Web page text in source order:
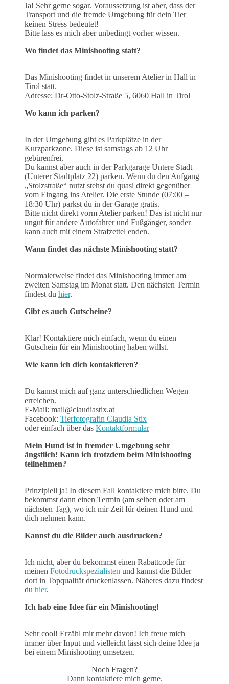
Ja! Sehr gerne sogar. Voraussetzung ist aber, dass der
Transport und die fremde Umgebung für dein Tier
keinen Stress bedeutet!
Bitte lass es mich aber unbedingt vorher wissen.
Wo findet das Minishooting statt?
Das Minishooting findet in unserem Atelier in Hall in
Tirol statt.
Adresse: Dr-Otto-Stolz-Straße 5, 6060 Hall in Tirol
Wo kann ich parken?
In der Umgebung gibt es Parkplätze in der
Kurzparkzone. Diese ist samstags ab 12 Uhr
gebürenfrei.
Du kannst aber auch in der Parkgarage Untere Stadt
(Unterer Stadtplatz 22) parken. Wenn du den Aufgang
„Stolzstraße“ nutzt stehst du quasi direkt gegenüber
vom Eingang ins Atelier. Die erste Stunde (07:00 –
18:30 Uhr) parkst du in der Garage gratis.
Bitte nicht direkt vorm Atelier parken! Das ist nicht nur
ungut für andere Autofahrer und Fußgänger, sonder
kann auch mit einem Strafzettel enden.
Wann findet das nächste Minishooting statt?
Normalerweise findet das Minishooting immer am
zweiten Samstag im Monat statt. Den nächsten Termin
findest du hier.
Gibt es auch Gutscheine?
Klar! Kontaktiere mich einfach, wenn du einen
Gutschein für ein Minishooting haben willst.
Wie kann ich dich kontaktieren?
Du kannst mich auf ganz unterschiedlichen Wegen
erreichen.
E-Mail: mail@claudiastix.at
Facebook: Tierfotografin Claudia Stix
oder einfach über das Kontaktformular
Mein Hund ist in fremder Umgebung sehr
ängstlich! Kann ich trotzdem beim Minishooting
teilnehmen?
Prinzipiell ja! In diesem Fall kontaktiere mich bitte. Du
bekommst dann einen Termin (am selben oder am
nächsten Tag), wo ich mir Zeit für deinen Hund und
dich nehmen kann.
Kannst du die Bilder auch ausdrucken?
Ich nicht, aber du bekommst einen Rabattcode für
meinen Fotodruckspezialisten und kannst die Bilder
dort in Topqualität druckenlassen. Näheres dazu findest
du hier.
Ich hab eine Idee für ein Minishooting!
Sehr cool! Erzähl mir mehr davon! Ich freue mich
immer über Input und vielleicht lässt sich deine Idee ja
bei einem Minishooting umsetzen.
Noch Fragen?
Dann kontaktiere mich gerne.